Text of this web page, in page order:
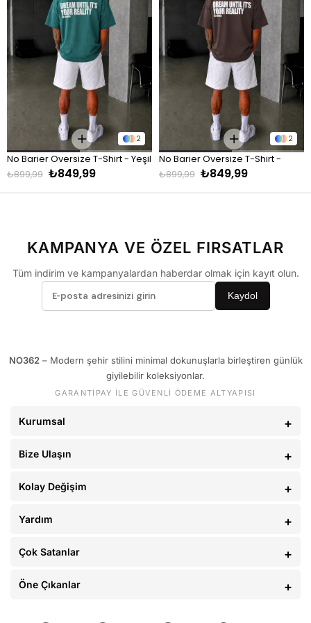
70
72
XL 58 76
Günlük şıklığı modern bir duruşla buluşturan Premium
Oversize Tişört, rahat kalıbı ve yumuşak pamuk dokusuyla
gün boyu konfor sunar.
sağlar. Tek başına güçlü bir parça olarak kullanılabilir ya da
gömlek, ceket ve overshirt kombinlerinin altında tamamlayıcı
ürün olarak tercih edilebilir.
KUMAŞ
GRAMAJ
KESIM
2
No Barier Oversize T-Shirt - Yeşil
₺849,99
₺899,99
2
No Barier Oversize T-Shirt -
Kahve
₺849,99
₺899,99
KAMPANYA VE ÖZEL FIRSATLAR
Tüm indirim ve kampanyalardan haberdar olmak için kayıt olun.
Kaydol
NO362– Modern şehir stilini minimal dokunuşlarla birleştiren günlük
giyilebilir koleksiyonlar.
GARANTİPAY İLE GÜVENLİ ÖDEME ALTYAPISI
Kurumsal
Bize Ulaşın
Kolay Değişim
Yardım
Çok Satanlar
Öne Çıkanlar